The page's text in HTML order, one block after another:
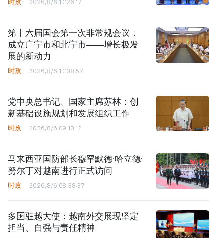
时政 2026/8/6 10:26:17
第十六届国会第一次非常规会议：
成立广宁市和北宁市——增长极发
展的新动力
时政 2026/8/6 10:08:57
党中央总书记、国家主席苏林：创
新基础设施规划和发展组织工作
时政 2026/8/6 09:10:12
马来西亚国防部长穆罕默德·哈立德·
努尔丁对越南进行正式访问
时政 2026/8/6 08:38:37
多国驻越大使：越南外交展现坚定
担当、自强与责任精神